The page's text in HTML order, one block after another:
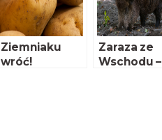
Ziemniaku
wróć!
Zaraza ze
Wschodu –